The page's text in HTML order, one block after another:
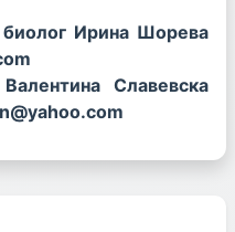
Ирина Шорева
Славевска